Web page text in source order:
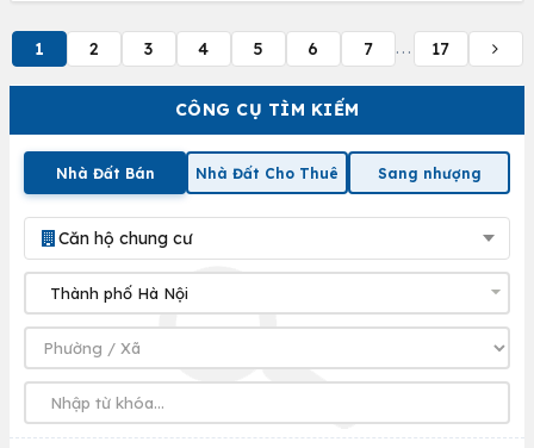
CÔNG CỤ TÌM KIẾM
Nhà Đất Bán Nhà Đất Cho Thuê Sang nhượng
Căn hộ chung cư
1 2 3 4 5 6 7 ... 17